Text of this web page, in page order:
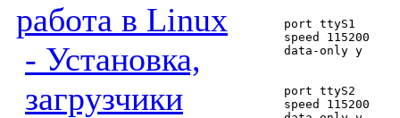
работа в Linux
- Установка,
загрузчики
port ttyS1
speed 115200
data-only y
port ttyS2
speed 115200